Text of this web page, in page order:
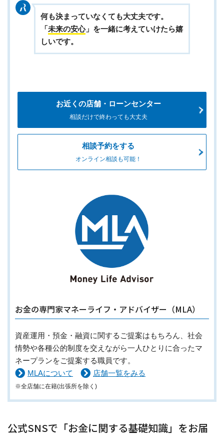
何も決まっていなくても大丈夫です。
「未来の安心」を一緒に考えていけたら嬉
しいです。
お近くの店舗・ローンセンター
相談だけで終わっても大丈夫
相談予約をする
オンライン相談も可能！
お金の専門家マネーライフ・アドバイザー（MLA）
資産運用・預金・融資に関するご提案はもちろん、社会
情勢や各種公的制度を交えながら一人ひとりに合ったマ
ネープランをご提案する職員です。
MLAについて
店舗一覧をみる
※全店舗に在籍(出張所を除く)
公式SNSで「お金に関する基礎知識」をお届